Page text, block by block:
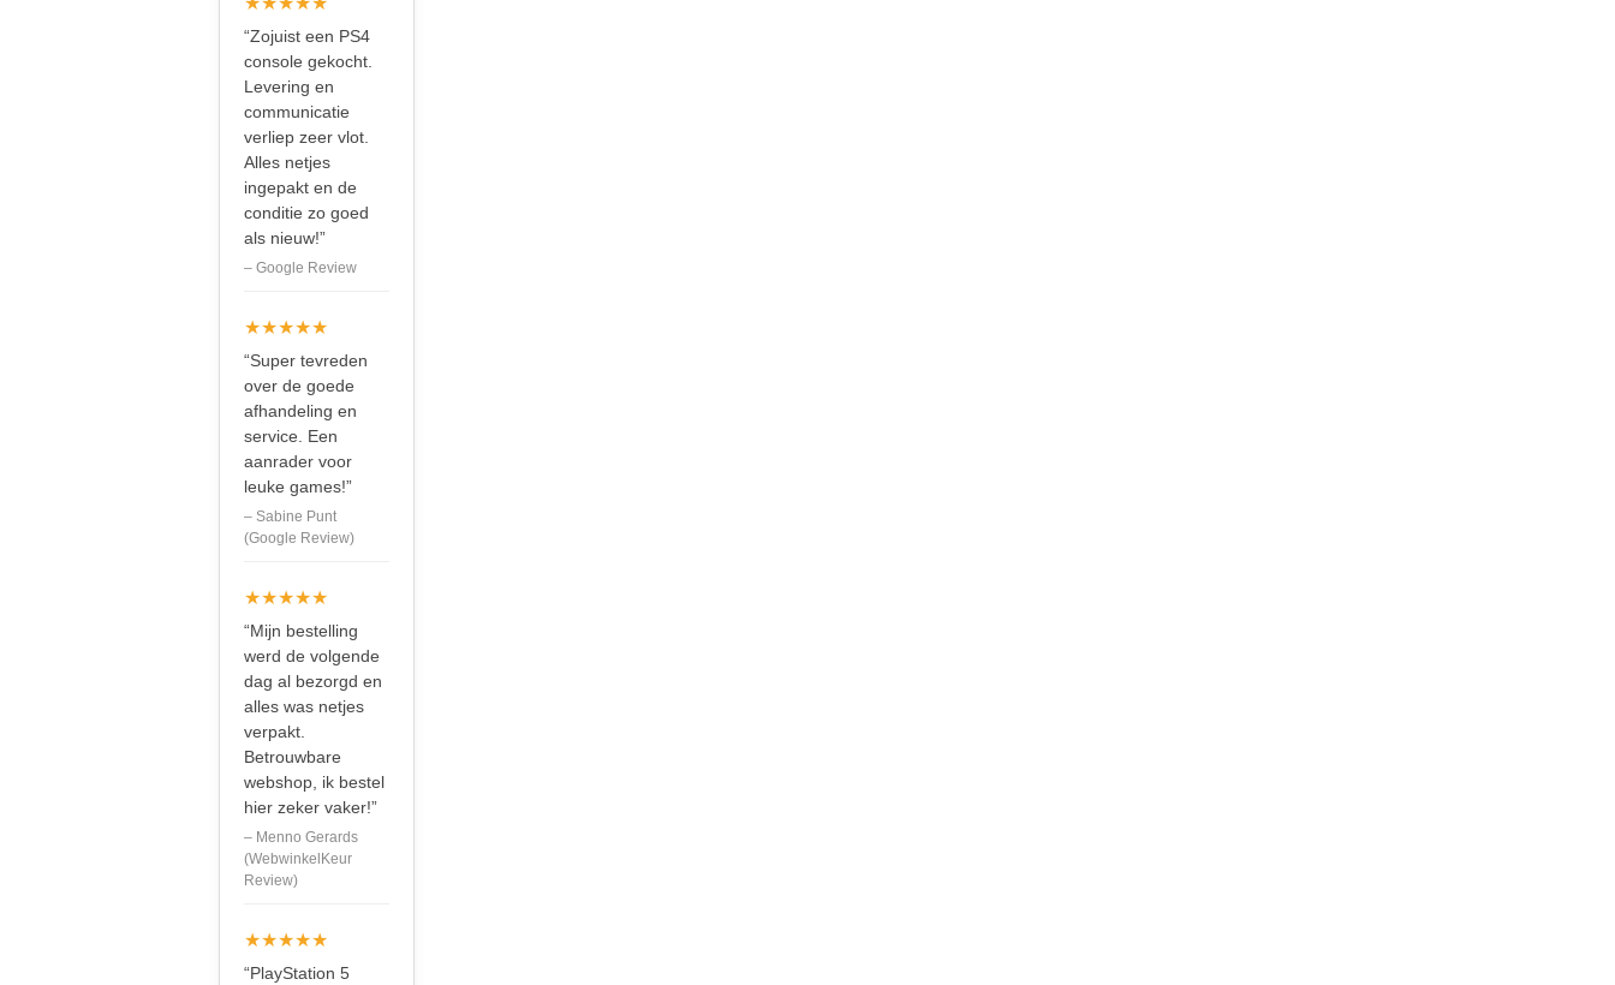
“Zojuist een PS4
console gekocht.
Levering en
communicatie
verliep zeer vlot.
Alles netjes
ingepakt en de
conditie zo goed
als nieuw!”
– Google Review
★★★★★
“Super tevreden
over de goede
afhandeling en
service. Een
aanrader voor
leuke games!”
– Sabine Punt
(Google Review)
★★★★★
“Mijn bestelling
werd de volgende
dag al bezorgd en
alles was netjes
verpakt.
Betrouwbare
webshop, ik bestel
hier zeker vaker!”
– Menno Gerards
(WebwinkelKeur
Review)
★★★★★
“PlayStation 5